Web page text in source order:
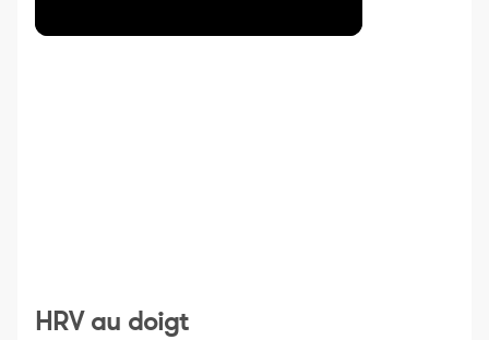
HRV au doigt